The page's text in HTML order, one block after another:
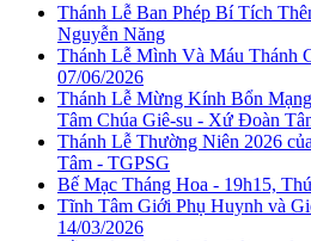
Thánh Lễ Ban Phép Bí Tích
Nguyễn Năng
Thánh Lễ Mình Và Máu Thánh
07/06/2026
Thánh Lễ Mừng Kính Bổn
Tâm Chúa Giê-su - Xứ Đoàn
Thánh Lễ Thường Niên 2026
Tâm - TGPSG
Bế Mạc Tháng Hoa - 19h15,
Tĩnh Tâm Giới Phụ Huynh và
14/03/2026